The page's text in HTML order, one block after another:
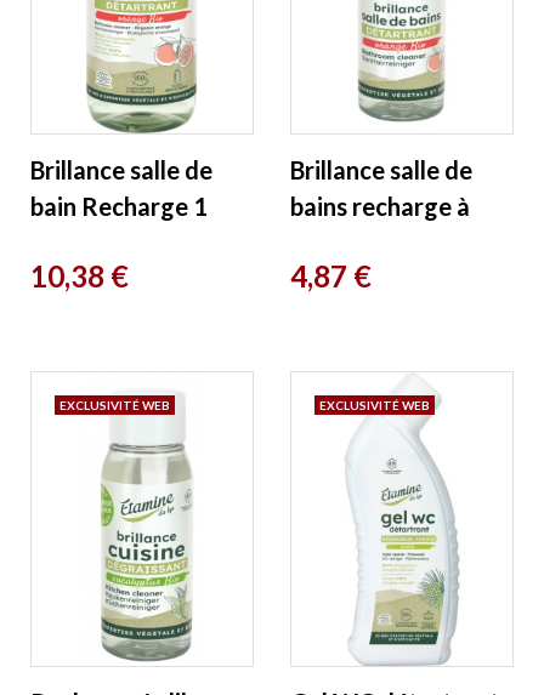
Brillance salle de
bain Recharge 1
Prix
10,38 €
Brillance salle de
bains recharge à
du Lys
Prix
4,87 €
EXCLUSIVITÉ WEB EXCLUSIVITÉ WEB